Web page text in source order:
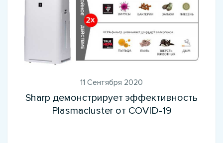
11 Сентября 2020
Sharp демонстрирует эффективность
Plasmacluster от COVID-19